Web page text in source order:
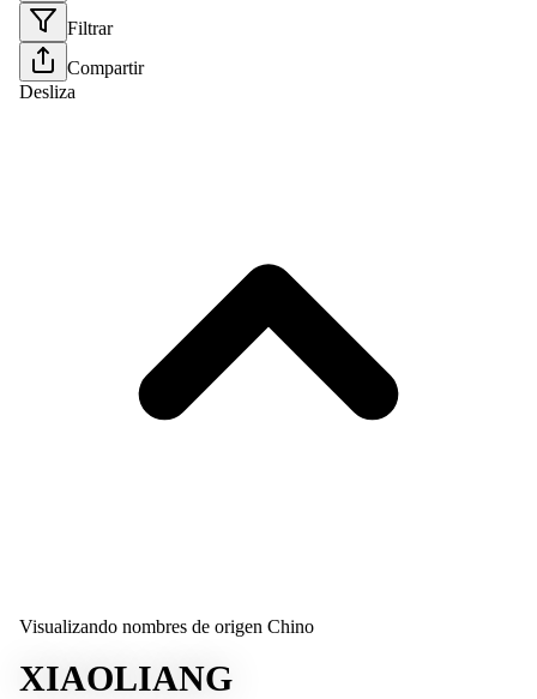
Filtrar
Compartir
Desliza
Visualizando nombres de origen Chino
XIAOLIANG